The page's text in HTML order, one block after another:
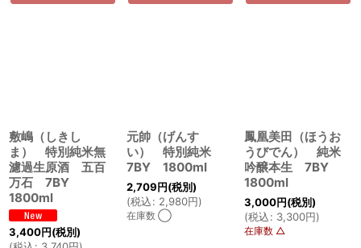
敷嶋（しきし
ま） 特別純米無
濾過生原酒 五百
万石 7BY
1800ml
3,400円(税別)
元帥（げんす
い） 特別純米
7BY 1800ml
2,709円(税別)
(税込: 2,980円)
在庫数 ◯
鳳凰美田（ほうお
うびでん） 純米
吟醸本生 7BY
1800ml
3,000円(税別)
(税込: 3,300円)
在庫数 △